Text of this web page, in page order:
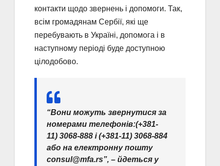
контакти щодо звернень і допомоги. Так,
всім громадянам Сербії, які ще
перебувають в Україні, допомога і в
наступному періоді буде доступною
цілодобово.
“Вони можуть звернутися за
номерами телефонів:(+381-
11) 3068-888 i (+381-11) 3068-884
або на електронну пошту
consul@mfa.rs”, – йдеться у